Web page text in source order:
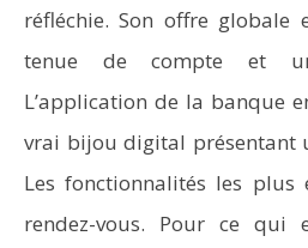
réfléchie. Son offre globale
tenue de compte et
L’application de la banque
vrai bijou digital présentant
Les fonctionnalités les plus
rendez-vous. Pour ce